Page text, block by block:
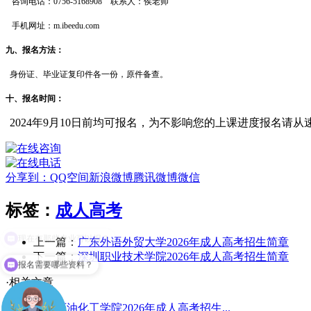
手机网址：m.ibeedu.com
九、报名方法：
身份证、毕业证复印件各一份，原件备查。
十、报名时间：
2024年9月10日前均可报名，为不影响您的上课进度报名请从
分享到： QQ空间新浪微博腾讯微博微信
标签： 成人高考
上一篇： 广东外语外贸大学2026年成人高考招生简章
下一篇： 深圳职业技术学院2026年成人高考招生简章
·相关文章
广东石油化工学院2026年成人高考招生...
报名需要哪些资料？